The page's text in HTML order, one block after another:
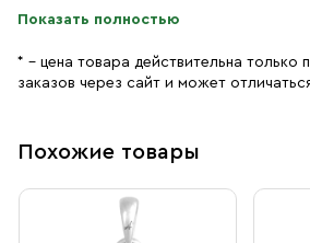
Показать полностью
* – цена товара действительна только
заказов через сайт и может
Похожие товары